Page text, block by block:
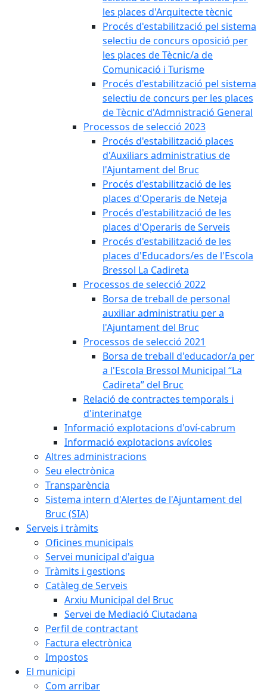
les places d'Arquitecte tècnic
Procés d'estabilització pel sistema
selectiu de concurs oposició per
les places de Tècnic/a de
Comunicació i Turisme
Procés d'estabilització pel sistema
selectiu de concurs per les places
de Tècnic d'Admnistració General
Processos de selecció 2023
Procés d'estabilització places
d'Auxiliars administratius de
l'Ajuntament del Bruc
Procés d'estabilització de les
places d'Operaris de Neteja
Procés d'estabilització de les
places d'Operaris de Serveis
Procés d'estabilització de les
places d'Educadors/es de l'Escola
Bressol La Cadireta
Processos de selecció 2022
Borsa de treball de personal
auxiliar administratiu per a
l'Ajuntament del Bruc
Processos de selecció 2021
Borsa de treball d'educador/a per
a l'Escola Bressol Municipal “La
Cadireta” del Bruc
Relació de contractes temporals i
d'interinatge
Informació explotacions d'oví-cabrum
Informació explotacions avícoles
Altres administracions
Seu electrònica
Transparència
Sistema intern d'Alertes de l'Ajuntament del
Bruc (SIA)
Serveis i tràmits
Oficines municipals
Servei municipal d'aigua
Tràmits i gestions
Catàleg de Serveis
Arxiu Municipal del Bruc
Servei de Mediació Ciutadana
Perfil de contractant
Factura electrònica
Impostos
El municipi
Com arribar